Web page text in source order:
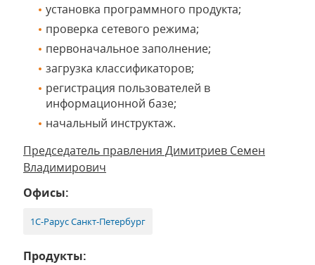
установка программного продукта;
проверка сетевого режима;
первоначальное заполнение;
загрузка классификаторов;
регистрация пользователей в
информационной базе;
начальный инструктаж.
Председатель правления Димитриев Семен
Владимирович
Офисы:
1С-Рарус Санкт-Петербург
Продукты: